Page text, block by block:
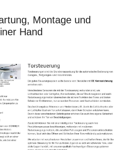
Montage und
Hand